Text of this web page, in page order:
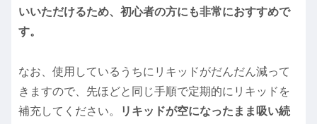
いいただけるため、初心者の方にも非常におすすめで
す。
なお、使用しているうちにリキッドがだんだん減って
きますので、先ほどと同じ手順で定期的にリキッドを
補充してください。
リキッドが空になったまま吸い続